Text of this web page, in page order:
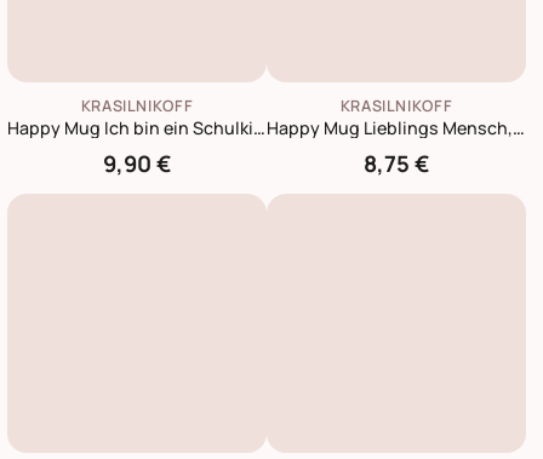
KRASILNIKOFF
Happy Mug Ich bin ein Schulkind
9,90 €
KRASILNIKOFF
Happy Mug Lieblings Mensch, grau
8,75 €